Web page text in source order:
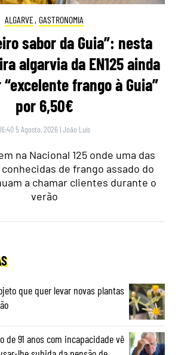
ALGARVE, GASTRONOMIA
sabor da Guia”: nesta
algarvia da EN125 ainda
frango à Guia”
por 6,50€
5 Agosto, 2026 |João Luís
na Nacional 125 onde uma das
de frango assado do
a chamar clientes durante o
verão
que quer levar novas plantas
de 91 anos com incapacidade vê